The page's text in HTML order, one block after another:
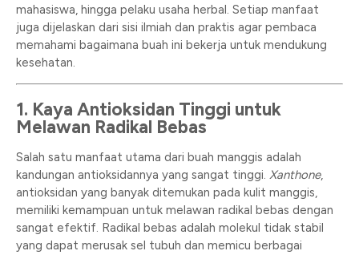
mahasiswa, hingga pelaku usaha herbal. Setiap manfaat
juga dijelaskan dari sisi ilmiah dan praktis agar pembaca
memahami bagaimana buah ini bekerja untuk mendukung
kesehatan.
1. Kaya Antioksidan Tinggi untuk
Melawan Radikal Bebas
Salah satu manfaat utama dari buah manggis adalah
kandungan antioksidannya yang sangat tinggi. Xanthone,
antioksidan yang banyak ditemukan pada kulit manggis,
memiliki kemampuan untuk melawan radikal bebas dengan
sangat efektif. Radikal bebas adalah molekul tidak stabil
yang dapat merusak sel tubuh dan memicu berbagai